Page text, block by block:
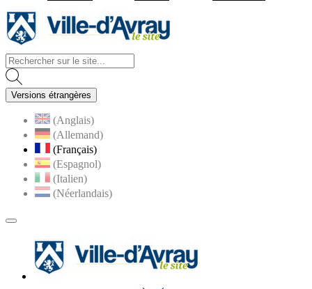
Versions étrangères
(Anglais)
(Allemand)
(Français)
(Espagnol)
(Italien)
(Néerlandais)
MENU